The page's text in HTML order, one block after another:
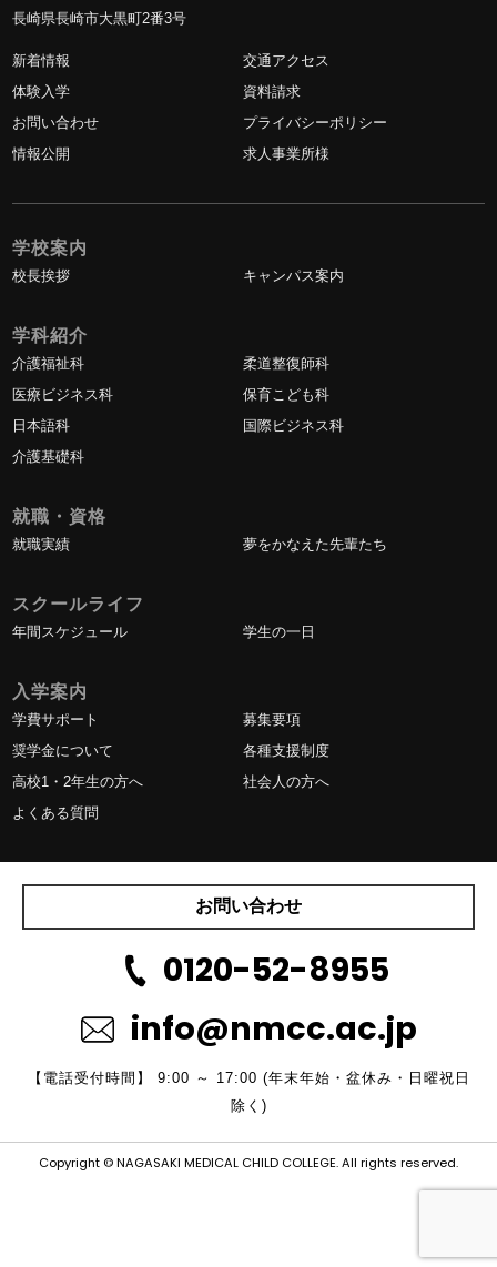
長崎県長崎市大黒町2番3号
新着情報
交通アクセス
体験入学
資料請求
お問い合わせ
プライバシーポリシー
情報公開
求人事業所様
学校案内
校長挨拶 キャンパス案内
学科紹介
介護福祉科
柔道整復師科
医療ビジネス科
保育こども科
日本語科
国際ビジネス科
介護基礎科
就職・資格
就職実績 夢をかなえた先輩たち
スクールライフ
年間スケジュール 学生の一日
入学案内
学費サポート
募集要項
奨学金について
各種支援制度
高校1・2年生の方へ
社会人の方へ
よくある質問
お問い合わせ
0120-52-8955
info@nmcc.ac.jp
【電話受付時間】 9:00 ～ 17:00 (年末年始・盆休み・日曜祝日
除く)
Copyright © NAGASAKI MEDICAL CHILD COLLEGE. All rights reserved.